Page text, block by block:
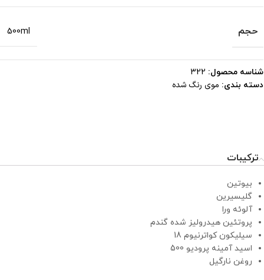
حجم 500ml
شناسه محصول: 322
دسته بندی: موی رنگ شده
ترکیبات
بیوتین
گلیسیرین
آلوئه ورا
پروتئین هیدرولیز شده گندم
سیلیکون کواترنیوم 18
اسید آمینه پرودیو 500
روغن نارگیل